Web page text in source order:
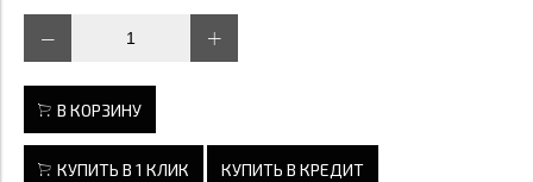
В КОРЗИНУ
КУПИТЬ В 1 КЛИК КУПИТЬ В КРЕДИТ